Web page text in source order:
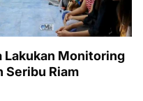
Lakukan Monitoring
Seribu Riam